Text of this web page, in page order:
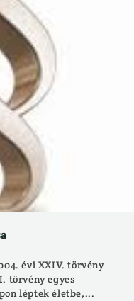
évi XXIV. törvény
törvény egyes
léptek életbe,...